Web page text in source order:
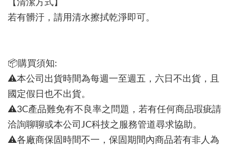
【清潔方式】
若有髒汙，請用清水擦拭乾淨即可。
📦購買須知:
⚠本公司出貨時間為每週一至週五，六日不出貨，且
國定假日也不出貨。
⚠3C產品難免有不良率之問題，若有任何商品瑕疵請
洽詢聊聊或本公司JC科技之服務管道尋求協助。
⚠各廠商保固時間不一，保固期間內商品若有非人為